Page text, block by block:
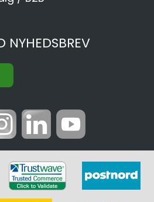
NYHEDSBREV